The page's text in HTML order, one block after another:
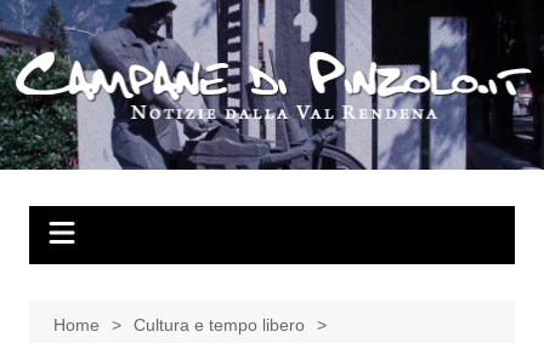
Salta
al
contenuto
Home
Cultura e tempo libero